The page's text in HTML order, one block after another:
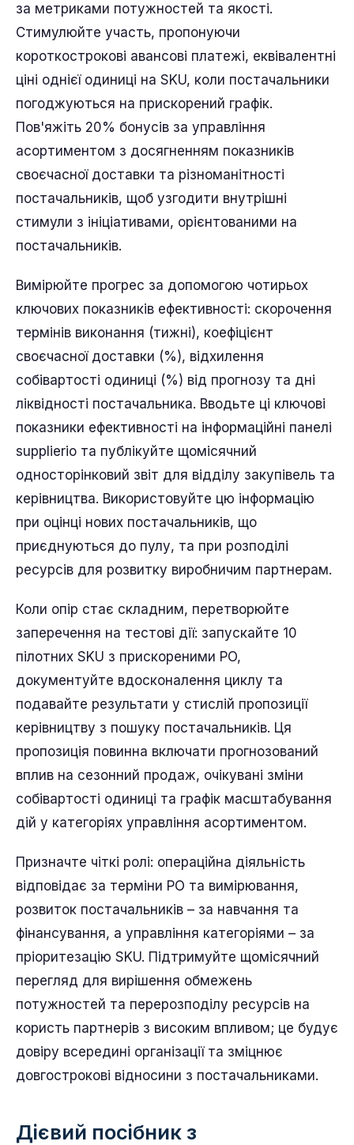
за метриками потужностей та якості.
Стимулюйте участь, пропонуючи
короткострокові авансові платежі, еквівалентні
ціні однієї одиниці на SKU, коли постачальники
погоджуються на прискорений графік.
Пов'яжіть 20% бонусів за управління
асортиментом з досягненням показників
своєчасної доставки та різноманітності
постачальників, щоб узгодити внутрішні
стимули з ініціативами, орієнтованими на
постачальників.
Вимірюйте прогрес за допомогою чотирьох
ключових показників ефективності: скорочення
термінів виконання (тижні), коефіцієнт
своєчасної доставки (%), відхилення
собівартості одиниці (%) від прогнозу та дні
ліквідності постачальника. Вводьте ці ключові
показники ефективності на інформаційні панелі
supplierio та публікуйте щомісячний
односторінковий звіт для відділу закупівель та
керівництва. Використовуйте цю інформацію
при оцінці нових постачальників, що
приєднуються до пулу, та при розподілі
ресурсів для розвитку виробничим партнерам.
Коли опір стає складним, перетворюйте
заперечення на тестові дії: запускайте 10
пілотних SKU з прискореними PO,
документуйте вдосконалення циклу та
подавайте результати у стислій пропозиції
керівництву з пошуку постачальників. Ця
пропозиція повинна включати прогнозований
вплив на сезонний продаж, очікувані зміни
собівартості одиниці та графік масштабування
дій у категоріях управління асортиментом.
Призначте чіткі ролі: операційна діяльність
відповідає за терміни PO та вимірювання,
розвиток постачальників – за навчання та
фінансування, а управління категоріями – за
пріоритезацію SKU. Підтримуйте щомісячний
перегляд для вирішення обмежень
потужностей та перерозподілу ресурсів на
користь партнерів з високим впливом; це будує
довіру всередині організації та зміцнює
довгострокові відносини з постачальниками.
Дієвий посібник з